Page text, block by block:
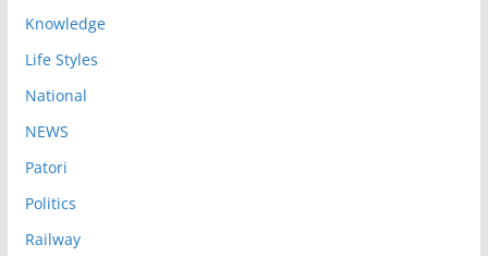
Knowledge
Life Styles
National
NEWS
Patori
Politics
Railway